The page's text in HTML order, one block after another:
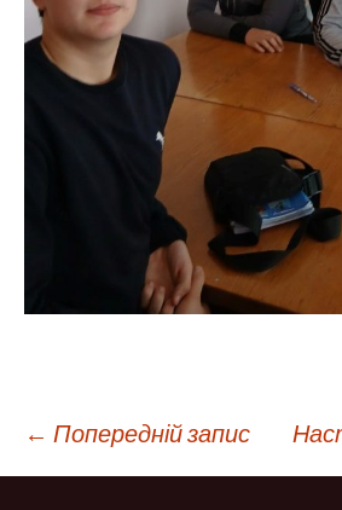
Навігація
← Попередній запис